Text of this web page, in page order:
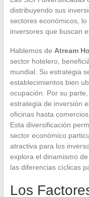
distribuyendo sus
sectores económicos,
inversores que buscan
Hablemos de Atream
sector hotelero,
mundial. Su estrategia
establecimientos bien
ocupación. Por su parte,
estrategia de inversión
oficinas hasta
Esta diversificación
sector económico
atractiva para los
explora el dinamismo
las diferencias cíclicas
Los